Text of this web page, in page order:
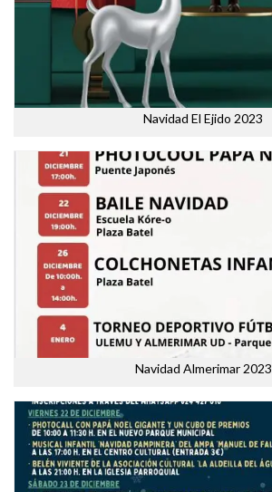
Navidad El Ejido 2023
Navidad Almerimar 2023